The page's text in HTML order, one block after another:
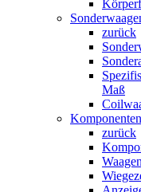
zurück
Maß
zurück